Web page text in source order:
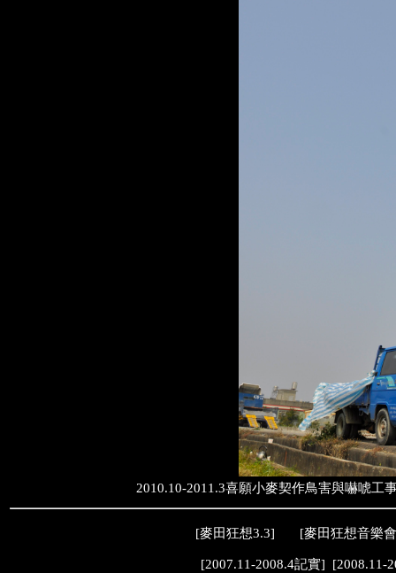
2010.10-2011.3喜願小麥契作鳥害與嚇
[麥田狂想3.3] [麥田狂想音樂
[2007.11-2008.4記實] [2008.11-